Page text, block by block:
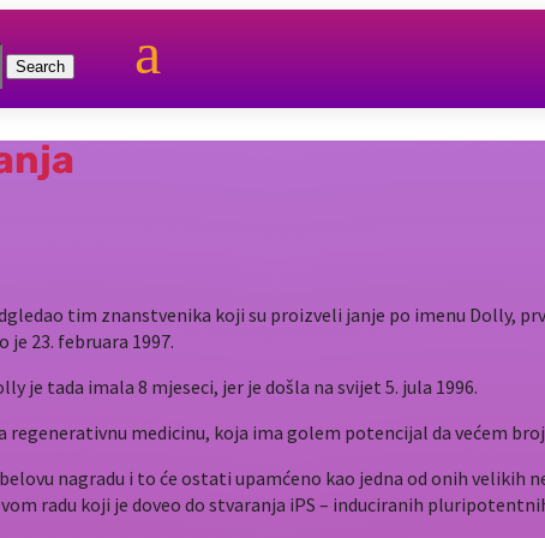
a
tim znanstvenika koji su proizveli janje po imenu Dolly,
23. februara 1997.
je tada imala 8 mjeseci, jer je došla na svijet 5. jula 1996.
medicinu, koja ima golem potencijal da većem
nagradu i to će ostati upamćeno kao jedna od onih velikih
radu koji je doveo do stvaranja iPS – induciranih